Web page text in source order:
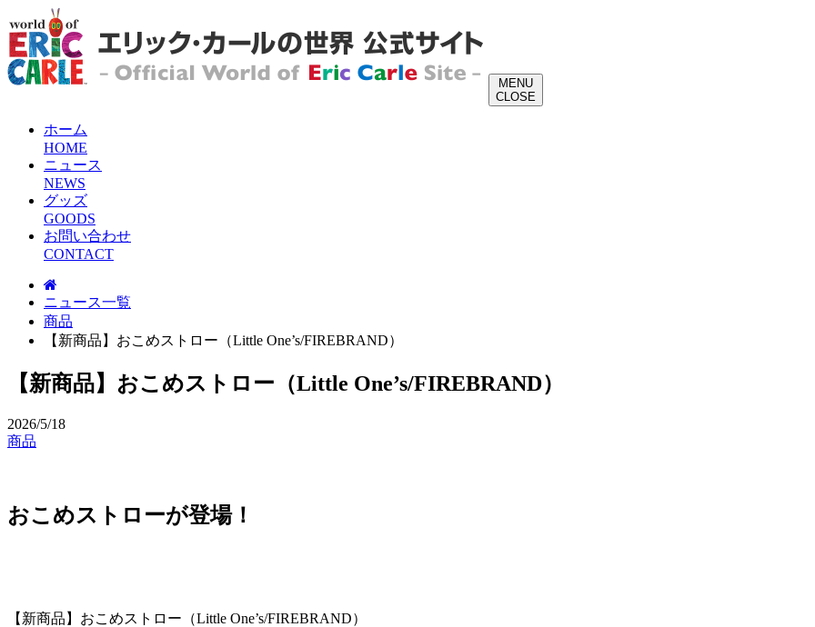
M ENU
CLOS E
ホーム
HOME
ニュース
NEWS
グッズ
GOODS
お問い合わせ
CONTACT
ニュース一覧
商品
【新商品】おこめストロー（Little One’s/FIREBRAND）
【新商品】おこめストロー（Little One’s/FIREBRAND）
2026/5/18
商品
おこめストローが登場！
【新商品】おこめストロー（Little One’s/FIREBRAND）